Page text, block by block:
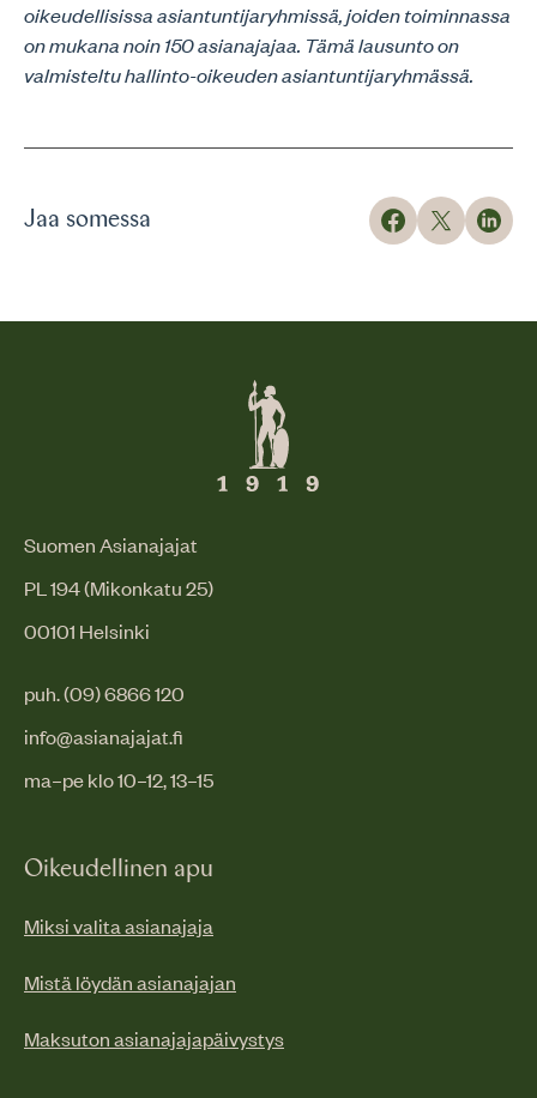
oikeudellisissa asiantuntijaryhmissä, joiden toiminnassa
on mukana noin 150 asianajajaa. Tämä lausunto on
valmisteltu hallinto-oikeuden asiantuntijaryhmässä.
Jaa somessa
Suomen Asianajajat
PL 194 (Mikonkatu 25)
00101 Helsinki
puh. (09) 6866 120
info@asianajajat.fi
ma–pe klo 10–12, 13–15
Oikeudellinen apu
Miksi valita asianajaja
Mistä löydän asianajajan
Maksuton asianajajapäivystys